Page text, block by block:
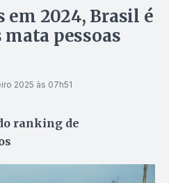
em 2024, Brasil é
pessoas
2025 às 07h51
ranking de